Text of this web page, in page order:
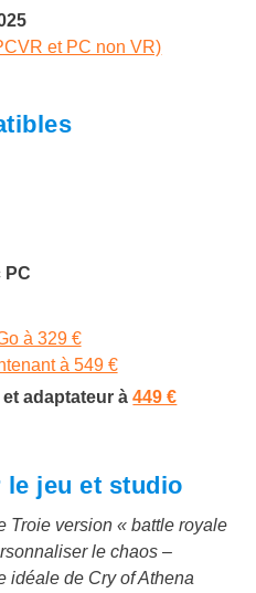
et PC non VR)
PC
à 329 €
à 549 €
et adaptateur à449 €
jeu et studio
Troie version « battle royale
le chaos –
idéale de Cry of Athena